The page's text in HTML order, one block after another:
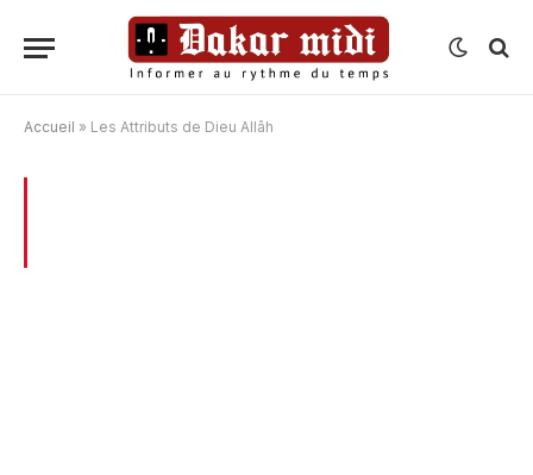
Accueil » Les Attributs de Dieu Allâh